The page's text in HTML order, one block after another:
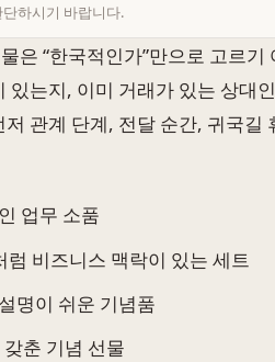
하시기 바랍니다.
은 “한국적인가”만으로 고르기
는지, 이미 거래가 있는 상대
관계 단계, 전달 순간, 귀국길
업무 소품
비즈니스 맥락이 있는 세트
명이 쉬운 기념품
춘 기념 선물